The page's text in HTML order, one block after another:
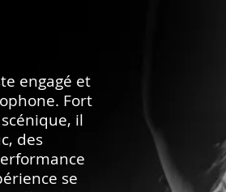
engagé et
Fort
il
des
se